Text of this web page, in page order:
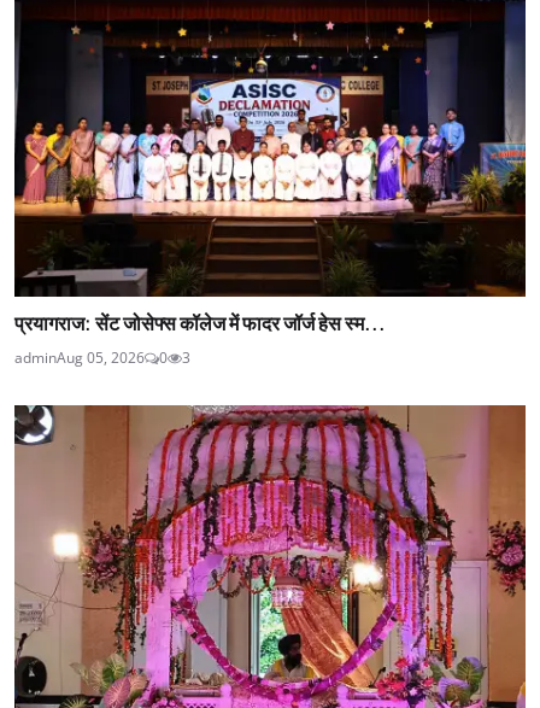
प्रयागराज: सेंट जोसेफ्स कॉलेज में फादर जॉर्ज हेस स्म...
adminAug 05, 2026 0 3